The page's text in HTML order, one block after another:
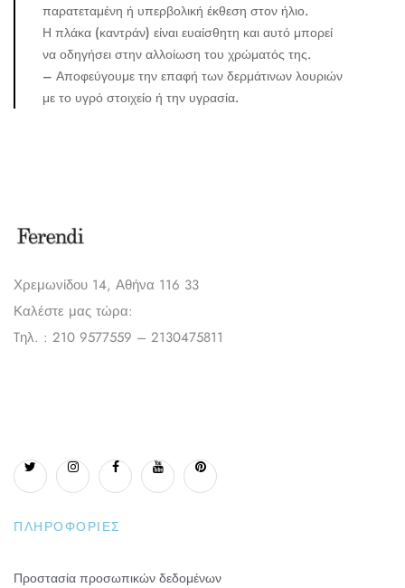
παρατεταμένη ή υπερβολική έκθεση στον ήλιο.
Η πλάκα (καντράν) είναι ευαίσθητη και αυτό μπορεί
να οδηγήσει στην αλλοίωση του χρώματός της.
– Αποφεύγουμε την επαφή των δερμάτινων λουριών
με το υγρό στοιχείο ή την υγρασία.
Χρεμωνίδου 14, Αθήνα 116 33
Καλέστε μας τώρα:
Tηλ. : 210 9577559 – 2130475811
ΠΛΗΡΟΦΟΡΊΕΣ
Προστασία προσωπικών δεδομένων